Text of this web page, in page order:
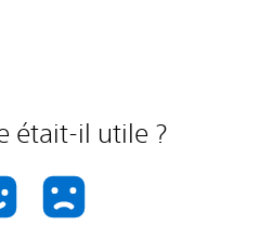
était-il utile ?